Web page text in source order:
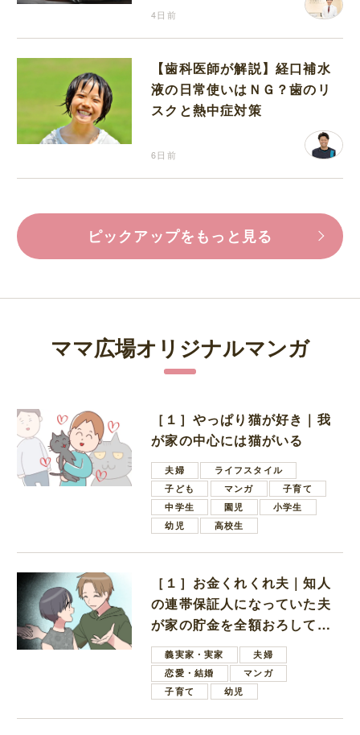
4日前
【歯科医師が解説】経口補水
液の日常使いはＮＧ？歯のリ
スクと熱中症対策
6日前
ピックアップをもっと見る
ママ広場オリジナルマンガ
［１］やっぱり猫が好き｜我
が家の中心には猫がいる
夫婦
ライフスタイル
子ども
マンガ
子育て
中学生
園児
小学生
幼児
高校生
［１］お金くれくれ夫｜知人
の連帯保証人になっていた夫
が家の貯金を全額おろしてほ
しいと言ってきた
義実家・実家
夫婦
恋愛・結婚
マンガ
子育て
幼児